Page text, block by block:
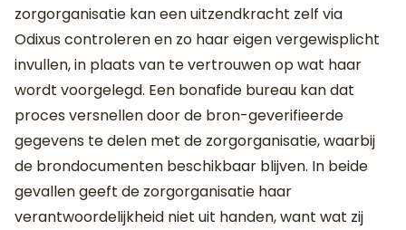
zorgorganisatie kan een uitzendkracht zelf via
Odixus controleren en zo haar eigen vergewisplicht
invullen, in plaats van te vertrouwen op wat haar
wordt voorgelegd. Een bonafide bureau kan dat
proces versnellen door de bron-geverifieerde
gegevens te delen met de zorgorganisatie, waarbij
de brondocumenten beschikbaar blijven. In beide
gevallen geeft de zorgorganisatie haar
verantwoordelijkheid niet uit handen, want wat zij